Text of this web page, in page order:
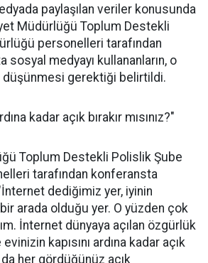
paylaşılan veriler konusunda
Müdürlüğü Toplum Destekli
personelleri tarafından
medyayı kullananların, o
düşünmesi gerektiği belirtildi.
kadar açık bırakır mısınız?"
Toplum Destekli Polislik Şube
tarafından konferansta
dediğimiz yer, iyinin
arada olduğu yer. O yüzden çok
İnternet dünyaya açılan özgürlük
kapısını ardına kadar açık
da her gördüğünüz açık